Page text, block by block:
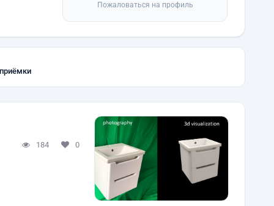
Пожаловаться на профиль
184 0